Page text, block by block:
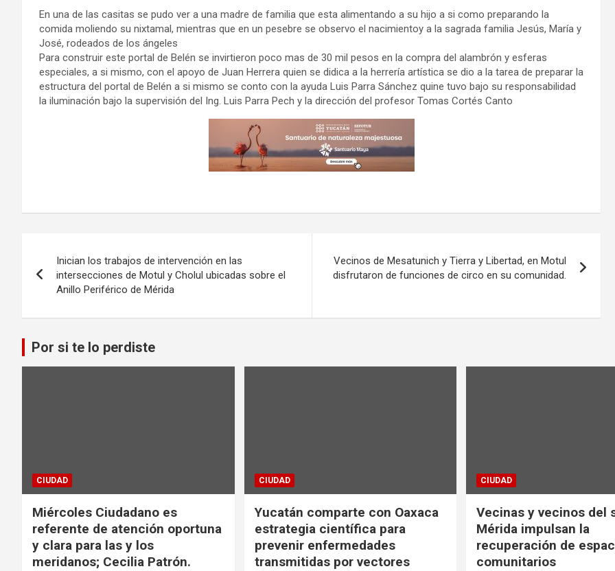
En una de las casitas se pudo ver a una madre de familia que esta alimentando a su hijo a si como preparando la
comida moliendo su nixtamal, mientras que en un pesebre se observo el nacimientoy a la sagrada familia Jesús, María y
José, rodeados de los ángeles
Para construir este portal de Belén se invirtieron poco mas de 30 mil pesos en la compra del alambrón y esferas
especiales, a si mismo, con el apoyo de Juan Herrera quien se didica a la herrería artística se dio a la tarea de preparar la
estructura del portal de Belén a si mismo se conto con la ayuda Luis Parra Sánchez quine tuvo bajo su responsabilidad
la iluminación bajo la supervisión del Ing. Luis Parra Pech y la dirección del profesor Tomas Cortés Canto
de
Inician los trabajos de intervención en las
intersecciones de Motul y Cholul ubicadas sobre el
Anillo Periférico de Mérida
Vecinos de Mesatunich y Tierra y Libertad, en Motul
disfrutaron de funciones de circo en su comunidad.
Por si te lo perdiste
CIUDAD
Miércoles Ciudadano es
referente de atención oportuna
y clara para las y los
meridanos; Cecilia Patrón.
CIUDAD
Yucatán comparte con Oaxaca
estrategia científica para
prevenir enfermedades
transmitidas por vectores
CIUDAD
Vecinas y vecinos del
Mérida impulsan la
recuperación de
comunitarios